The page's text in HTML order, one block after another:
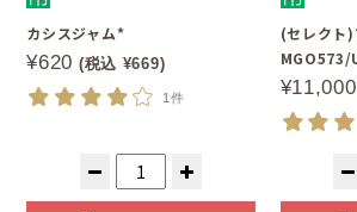
カシスジャム*
¥620 (税込 ¥669)
1件
(セレクト)
MGO573/
¥11,000